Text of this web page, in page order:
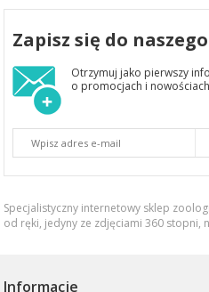
Zapisz się do
Otrzymuj jako pierwszy
o promocjach i nowościach
Specjalistyczny internetowy sklep
od ręki, jedyny ze zdjęciami 360 stopni,
Informacje